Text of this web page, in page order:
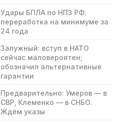
Удары БПЛА по НПЗ РФ:
переработка на минимуме за
24 года
Залужный: вступ в НАТО
сейчас маловероятен;
обозначил альтернативные
гарантии
Предварительно: Умеров — в
СВР, Клеменко — в СНБО.
Ждём указы